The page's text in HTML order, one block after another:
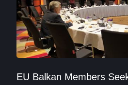
EU Balkan Members